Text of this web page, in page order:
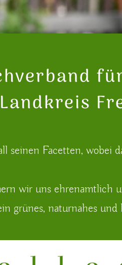
seinen Facetten, wobei
wir uns ehrenamtlich
grünes, naturnahes